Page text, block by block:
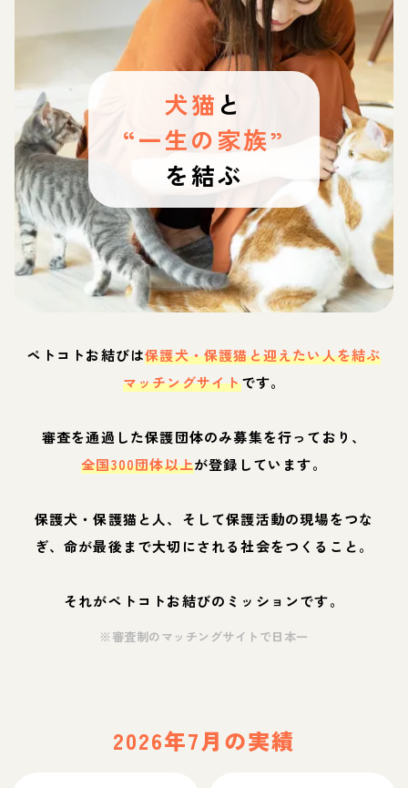
犬猫 と
“一生の家族”
を結ぶ
ペトコトお結びは保護犬・保護猫と迎えたい人を結ぶ
マッチングサイトです。
審査を通過した保護団体のみ募集を行っており、
全国300団体以上が登録しています。
保護犬・保護猫と人、そして保護活動の現場をつな
ぎ、命が最後まで大切にされる社会をつくること。
それがペトコトお結びのミッションです。
※審査制のマッチングサイトで日本一
2026年7月の実績